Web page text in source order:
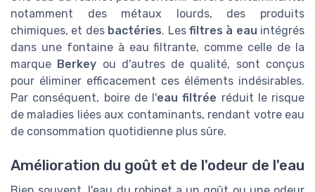
notamment des métaux lourds, des produits
chimiques, et des bactéries. Les filtres à eau intégrés
dans une fontaine à eau filtrante, comme celle de la
marque Berkey ou d'autres de qualité, sont conçus
pour éliminer efficacement ces éléments indésirables.
Par conséquent, boire de l'eau filtrée réduit le risque
de maladies liées aux contaminants, rendant votre eau
de consommation quotidienne plus sûre.
Amélioration du goût et de l'odeur de l'eau